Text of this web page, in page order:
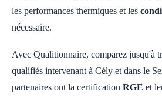
les performances thermiques et les
nécessaire.
Avec Qualitionnaire, comparez jusqu'à
qualifiés intervenant à Cély et dans le
partenaires ont la certification RGE et